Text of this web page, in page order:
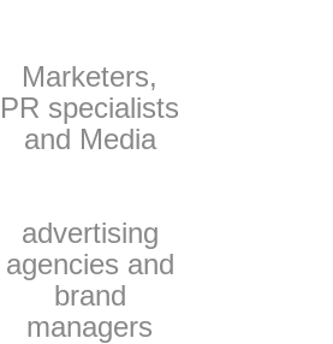
Marketers,
PR specialists
and Media
advertising
agencies and
brand
managers